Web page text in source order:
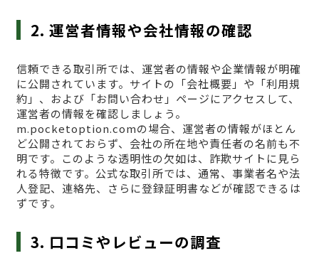
2. 運営者情報や会社情報の確認
信頼できる取引所では、運営者の情報や企業情報が明確
に公開されています。サイトの「会社概要」や「利用規
約」、および「お問い合わせ」ページにアクセスして、
運営者の情報を確認しましょう。
m.pocketoption.comの場合、運営者の情報がほとん
ど公開されておらず、会社の所在地や責任者の名前も不
明です。このような透明性の欠如は、詐欺サイトに見ら
れる特徴です。公式な取引所では、通常、事業者名や法
人登記、連絡先、さらに登録証明書などが確認できるは
ずです。
3. 口コミやレビューの調査